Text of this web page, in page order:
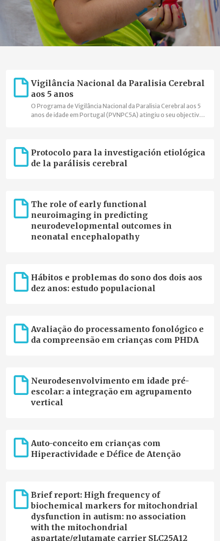
Vigilância Nacional da Paralisia Cerebral
aos 5 anos
O Programa de Vigilância Nacional da Paralisia Cerebral aos 5
anos de idade em Portugal (PVNPC5A) atingiu o seu objectivo
com o Joint Research Centre da Comissão Europeia para
integrar a Plataforma Europeia de Registos de Doenças
Raras."
Protocolo para la investigación etiológica
de la parálisis cerebral
The role of early functional
neuroimaging in predicting
neurodevelopmental outcomes in
neonatal encephalopathy
Hábitos e problemas do sono dos dois aos
dez anos: estudo populacional
Avaliação do processamento fonológico e
da compreensão em crianças com PHDA
Neurodesenvolvimento em idade pré-
escolar: a integração em agrupamento
vertical
Auto-conceito em crianças com
Hiperactividade e Défice de Atenção
Brief report: High frequency of
biochemical markers for mitochondrial
dysfunction in autism: no association
with the mitochondrial
aspartate/glutamate carrier SLC25A12